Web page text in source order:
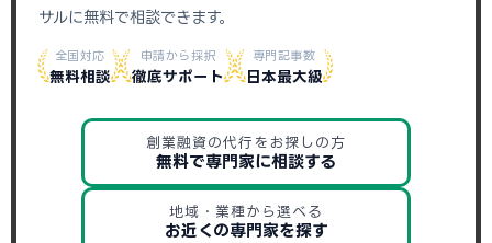
サルに無料で相談できます。
全国対応
無料相談
申請から採択
徹底サポート
専門記事数
日本最大級
創業融資の代行をお探しの方
無料で専門家に相談する
地域・業種から選べる
お近くの専門家を探す